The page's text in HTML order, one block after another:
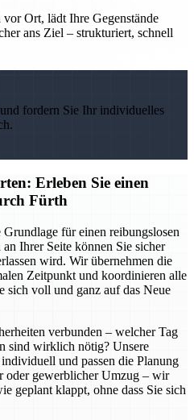
Ort, lädt Ihre Gegenstände
ans Ziel – strukturiert, schnell
fordern Sie Ihr individuelles
Erleben Sie einen
Fürth
für einen reibungslosen
Ihrer Seite können Sie sicher
wird. Wir übernehmen die
Zeitpunkt und koordinieren alle
sich voll und ganz auf das Neue
verbunden – welcher Tag
sind wirklich nötig? Unsere
und passen die Planung
oder gewerblicher Umzug – wir
geplant klappt, ohne dass Sie sich